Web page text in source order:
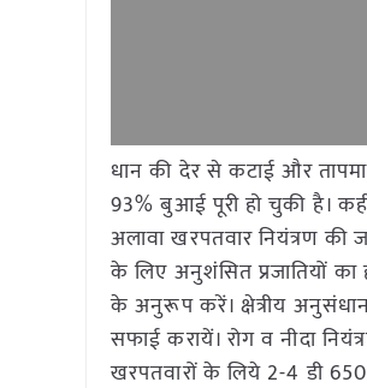
धान की देर से कटाई और
93% बुआई पूरी हो चुकी है।
अलावा खरपतवार नियंत्रण की
के लिए अनुशंसित प्रजातियों
के अनुरूप करें। क्षेत्रीय अनुसंधान
सफाई करायें। रोग व नीदा
खरपतवारों के लिये 2-4 डी